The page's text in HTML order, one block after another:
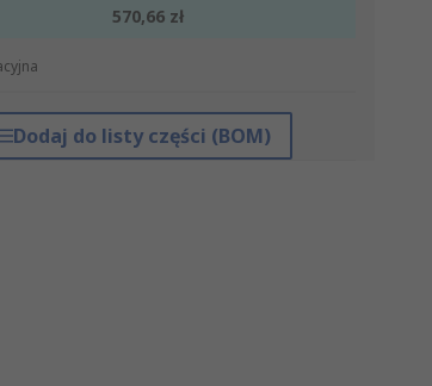
570,66 zł
Dodaj do listy części (BOM)